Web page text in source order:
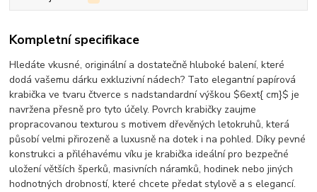
Kompletní specifikace
Hledáte vkusné, originální a dostatečně hluboké balení, které
dodá vašemu dárku exkluzivní nádech? Tato elegantní papírová
krabička ve tvaru čtverce s nadstandardní výškou$6ext{ cm}$ je
navržena přesně pro tyto účely. Povrch krabičky zaujme
propracovanou texturou s motivem dřevěných letokruhů, která
působí velmi přirozeně a luxusně na dotek i na pohled. Díky pevné
konstrukci a přiléhavému víku je krabička ideální pro bezpečné
uložení větších šperků, masivních náramků, hodinek nebo jiných
hodnotných drobností, které chcete předat stylově a s elegancí.